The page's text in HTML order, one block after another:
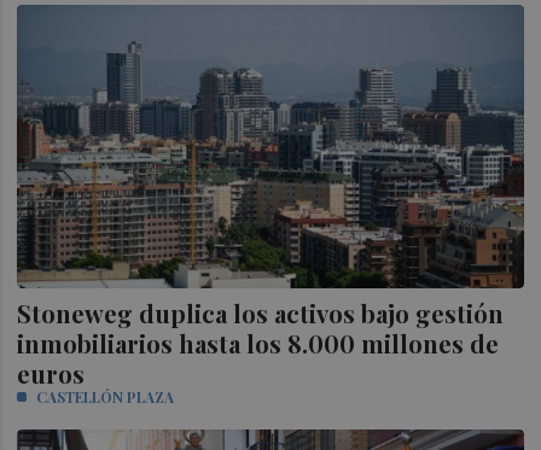
Stoneweg duplica los activos bajo gestión
inmobiliarios hasta los 8.000 millones de
euros
CASTELLÓN PLAZA